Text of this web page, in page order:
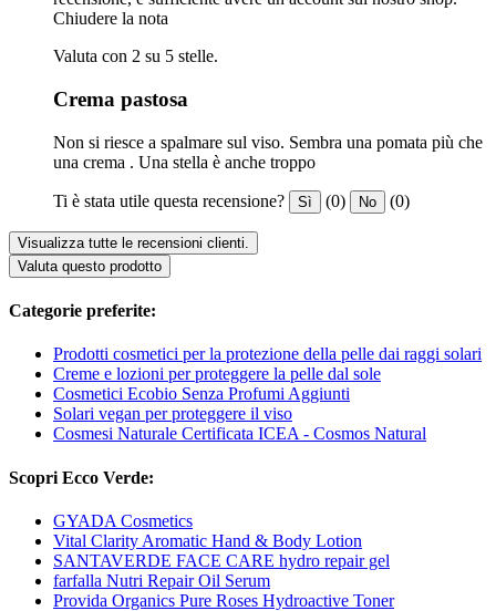
Chiudere la nota
Valuta con 2 su 5 stelle.
Crema pastosa
Non si riesce a spalmare sul viso. Sembra una pomata più che
una crema . Una stella è anche troppo
Ti è stata utile questa recensione? Sì (0) No (0)
Visualizza tutte le recensioni clienti.
Valuta questo prodotto
Categorie preferite:
Prodotti cosmetici per la protezione della pelle dai raggi solari
Creme e lozioni per proteggere la pelle dal sole
Cosmetici Ecobio Senza Profumi Aggiunti
Solari vegan per proteggere il viso
Cosmesi Naturale Certificata ICEA - Cosmos Natural
Scopri Ecco Verde:
GYADA Cosmetics
Vital Clarity Aromatic Hand & Body Lotion
SANTAVERDE FACE CARE hydro repair gel
farfalla Nutri Repair Oil Serum
Provida Organics Pure Roses Hydroactive Toner